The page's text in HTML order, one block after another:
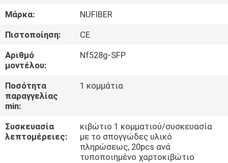
ΓΎΡΟΣ
ΕΡΓΟΣΤΑΣΊΩΝ
ΠΟΙΟΤΙΚΌΣ
ΈΛΕΓΧΟΣ
ΕΛΆΤΕ
Μάρκα:
NUFIBER
Πιστοποίηση:
CE
Αριθμό
μοντέλου:
Nf528g-SFP
Ποσότητα
παραγγελίας
min:
1 κομμάτια
Συσκευασία
λεπτομέρειες:
κιβώτιο 1 κομματιού/συσκευασία
με το σπογγώδες υλικό
πληρώσεως, 20pcs ανά
τυποποιημένο χαρτοκιβώτιο